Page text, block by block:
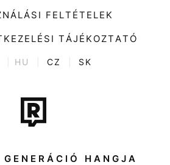
Divat
Kultúra
ENTR
Tech-Tudomány
Sport
Társadalom
FELTÉTELEK
TÁJÉKOZTATÓ
HU CZ SK
HANGJA